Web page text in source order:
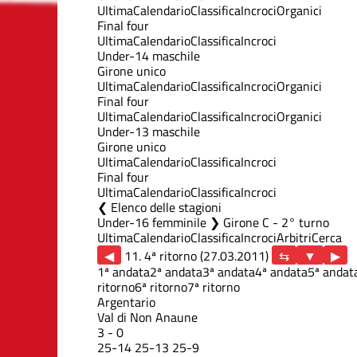
UltimaCalendarioClassificaIncrociOrganici
Final four
UltimaCalendarioClassificaIncroci
Under-14 maschile
Girone unico
UltimaCalendarioClassificaIncrociOrganici
Final four
UltimaCalendarioClassificaIncrociOrganici
Under-13 maschile
Girone unico
UltimaCalendarioClassificaIncroci
Final four
UltimaCalendarioClassificaIncroci
Elenco delle stagioni
Under-16 femminile ❯ Girone C - 2° turno
UltimaCalendarioClassificaIncrociArbitriCerca
◀
11. 4ª ritorno (27.03.2011)
▶
1ª andata2ª andata3ª andata4ª andata5ª
ritorno6ª ritorno7ª ritorno
Argentario
Val di Non Anaune
3 - 0
25-14 25-13 25-9